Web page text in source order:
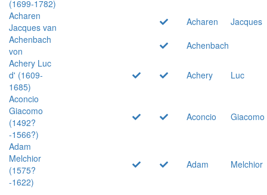
(1699-1782)
Acharen
Jacques van
Acharen
Jacques
Achenbach
von
Achenbach
Achery Luc
d' (1609-
1685)
Achery
Luc
Aconcio
Giacomo
(1492?
-1566?)
Aconcio Giacomo
Adam
Melchior
(1575?
-1622)
Adam Melchior